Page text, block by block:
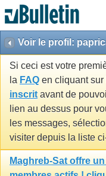
Voir le profil:
Si ceci est votre
la FAQ en cliquant
inscrit avant de
lien au dessus pour
les messages,
visiter depuis la liste
Maghreb-Sat offre